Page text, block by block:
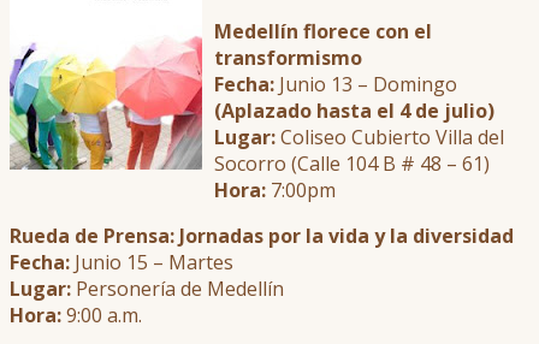
Medellín florece con el
transformismo
Fecha: Junio 13 – Domingo
(Aplazado hasta el 4 de julio)
Lugar:Coliseo Cubierto Villa del
Socorro (Calle 104 B # 48 – 61)
Hora: 7:00pm
Rueda de Prensa: Jornadas por la vida y la diversidad
Fecha: Junio 15 – Martes
Lugar: Personería de Medellín
Hora:9:00 a.m.